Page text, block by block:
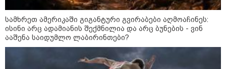
როდის დაიწყო რეალურად
საქართველო-რუსეთის ომი და
მთავარი შეცდომა, რომელიც
საბედისწერო გამოდგა
სამხრეთ ამერიკაში გიგანტური გვირაბები აღმოაჩინეს:
ისინი არც ადამიანის შექმნილია და არც ბუნების - ვინ
ააშენა საიდუმლო ლაბირინთები?